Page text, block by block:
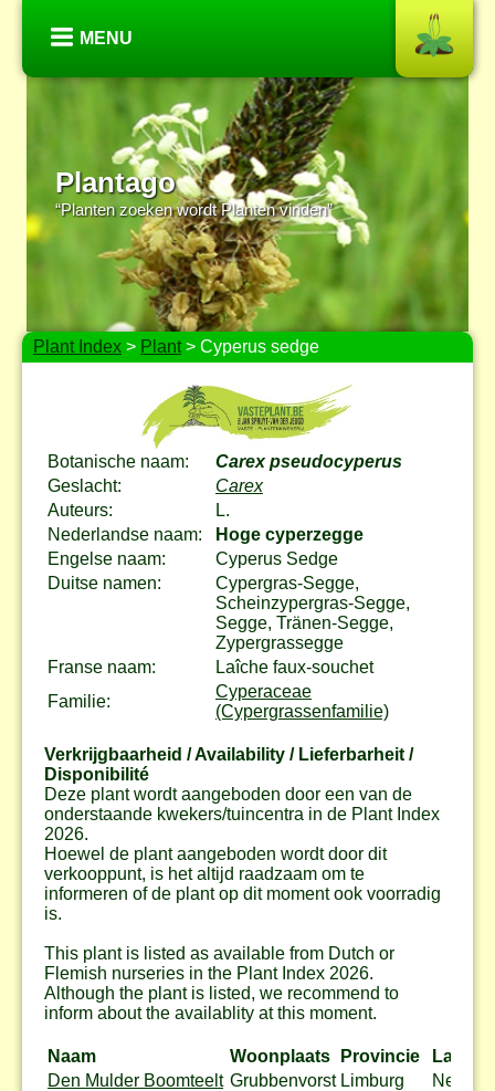
MENU
Plantago
“Planten zoeken wordt Planten vinden”
Plant Index > Plant> Cyperus sedge
Botanische naam:
Carex pseudocyperus
Geslacht:
Carex
Auteurs:
L.
Nederlandse naam:
Hoge cyperzegge
Engelse naam:
Cyperus Sedge
Duitse namen:
Cypergras-Segge,
Scheinzypergras-Segge,
Segge, Tränen-Segge,
Zypergrassegge
Franse naam:
Laîche faux-souchet
Familie:
Cyperaceae
(Cypergrassenfamilie)
Verkrijgbaarheid / Availability / Lieferbarheit /
Disponibilité
Deze plant wordt aangeboden door een van de
onderstaande kwekers/tuincentra in de Plant Index
2026.
Hoewel de plant aangeboden wordt door dit
verkooppunt, is het altijd raadzaam om te
informeren of de plant op dit moment ook voorradig
is.
This plant is listed as available from Dutch or
Flemish nurseries in the Plant Index 2026.
Although the plant is listed, we recommend to
inform about the availablity at this moment.
Naam Woonplaats Provincie
Land
Den Mulder Boomteelt Grubbenvorst Limburg